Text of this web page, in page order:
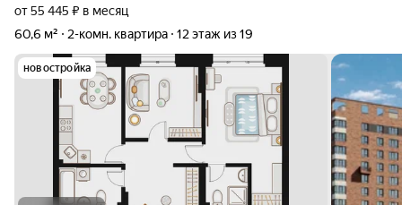
от 55 445 ₽ в месяц
60,6 м²
2-комн. квартира 12 этаж из 19
новостройка